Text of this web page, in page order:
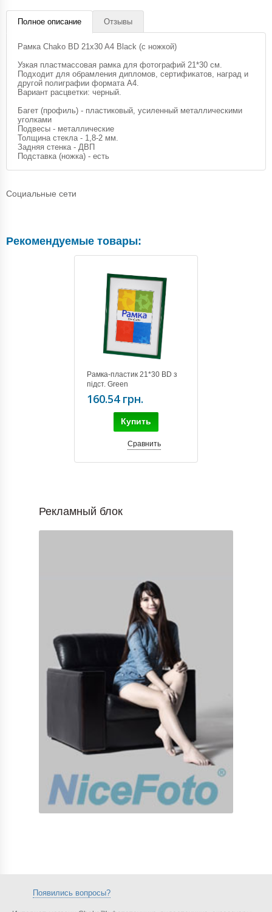
Полное описание Отзывы
Рамка Chako BD 21x30 A4 Black (с ножкой)
Узкая пластмассовая рамка для фотографий 21*30 см.
Подходит для обрамления дипломов, сертификатов, наград и
другой полиграфии формата А4.
Вариант расцветки: черный.
Багет (профиль) - пластиковый, усиленный металлическими
уголками
Подвесы - металлические
Толщина стекла - 1,8-2 мм.
Задняя стенка - ДВП
Подставка (ножка) - есть
Социальные сети
Рекомендуемые товары:
Рамка-пластик 21*30 BD з
підст. Green
160.54 грн.
Купить
Сравнить
Рекламный блок
Появились вопросы?